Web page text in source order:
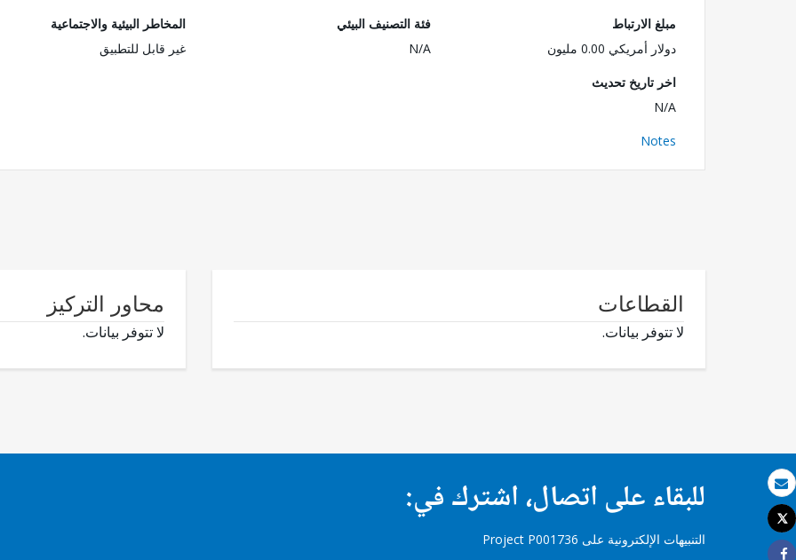
بريد الكتروني
طباعة
Tweet
مبلغ الارتباط
دولار أمريكي 0.00 مليون
فئة التصنيف البيئي
N/A
المخاطر البيئية والاجتماعية
غير قابل للتطبيق
اخر تاريخ تحديث
N/A
Notes
القطاعات
لا تتوفر بيانات.
محاور التركيز
لا تتوفر بيانات.
للبقاء على اتصال، اشترك في:
التنبيهات الإلكترونية على Project P001736